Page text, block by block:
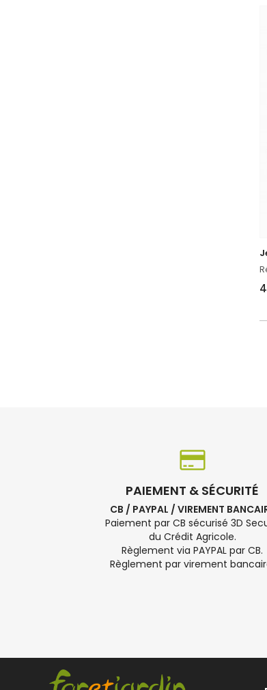
PAIEMENT & SÉCURITÉ
CB / PAYPAL / VIREMENT
Paiement par CB sécurisé 3D
du Crédit Agricole.
Règlement via PAYPAL par CB.
Règlement par virement